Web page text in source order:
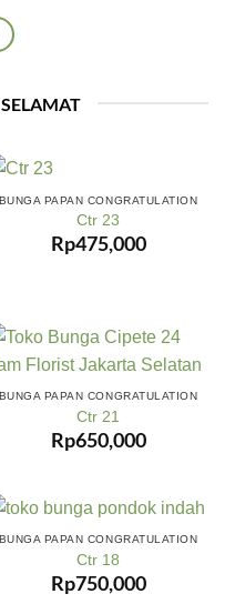
BUNGA PAPAN CONGRATULATION
Ctr 23
Rp475,000
BUNGA PAPAN CONGRATULATION
Ctr 21
Rp650,000
BUNGA PAPAN CONGRATULATION
Ctr 18
Rp750,000